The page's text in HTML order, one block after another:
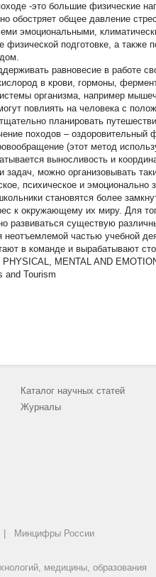
-это большие физические
обостряет общее давление
эмоциональными,
физической подготовке, а также
равновесие в работе
в крови, гормоны,
организма, например
повлиять на человека с
планировать
походов – оздоровительный
(этот метод
выносливость и
можно организовывать
психическое и эмоционально
становятся более
к окружающему их миру. Для
развиваться существую
частью учебной
в команде и вырабатывают
MENTAL AND
and Tourism
3 | Минцифры России
медицины, образования
Каталог научных статей
Журналы